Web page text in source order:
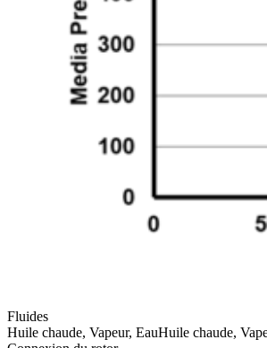
Fluides
Huile chaude, Vapeur, EauHuile chaude,